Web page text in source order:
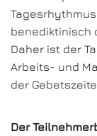
Tagesrhythmus
benediktinisch
Daher ist der
Arbeits- und
der
Der